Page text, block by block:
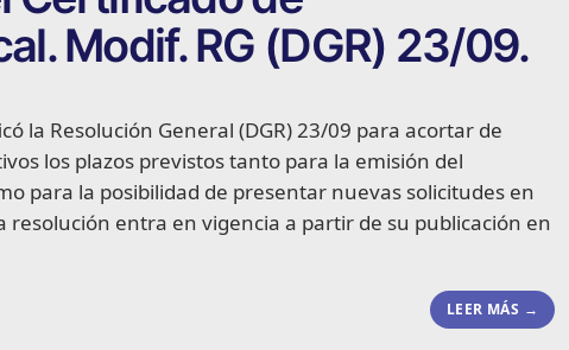
Modif. RG (DGR) 23/09.
la Resolución General (DGR) 23/09 para acortar de
los plazos previstos tanto para la emisión del
para la posibilidad de presentar nuevas solicitudes en
resolución entra en vigencia a partir de su publicación en
LEER MÁS →